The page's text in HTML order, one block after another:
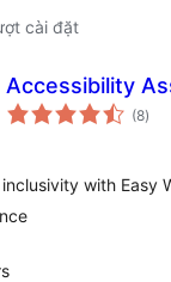
cài đặt
Accessibility
(8tổng
đánh
)
with Easy